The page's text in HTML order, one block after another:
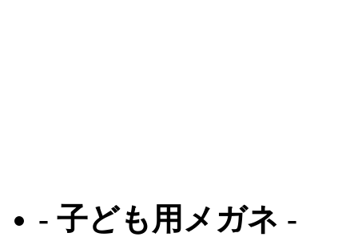
- 子ども用メガネ -